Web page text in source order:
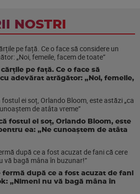
NOSTRI
pe față. Ce o face să
adevărat atrăgător: „Noi, femeile,
fostul ei soț, Orlando Bloom, este
ea: „Ne cunoaștem de atâta
fermă după ce a fost acuzat de fani
„Nimeni nu vă bagă mâna în